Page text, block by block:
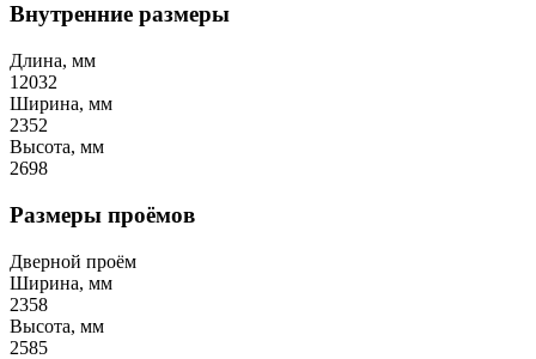
Внутренние размеры
Длина, мм
12032
Ширина, мм
2352
Высота, мм
2698
Размеры проёмов
Дверной проём
Ширина, мм
2358
Высота, мм
2585